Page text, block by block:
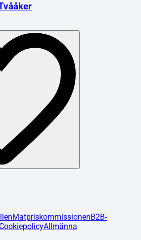
MatpriskommissionenB2B-
CookiepolicyAllmänna